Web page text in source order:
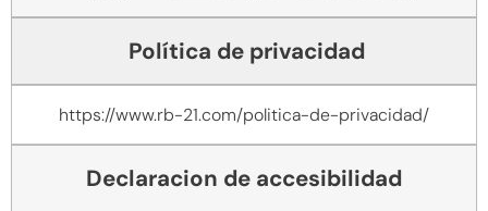
Política de privacidad
https://www.rb-21.com/politica-de-privacidad/
Declaracion de accesibilidad